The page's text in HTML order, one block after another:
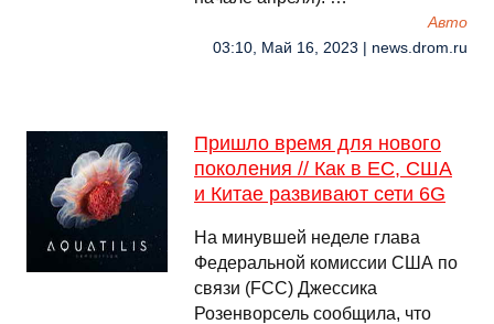
Авто
03:10, Май 16, 2023 | news.drom.ru
Пришло время для нового
поколения // Как в ЕС, США
и Китае развивают сети 6G
На минувшей неделе глава
Федеральной комиссии США по
связи (FCC) Джессика
Розенворсель сообщила, что